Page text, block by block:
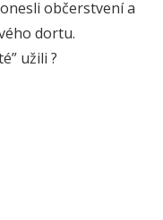
občerstvení a
dortu.
užili ?